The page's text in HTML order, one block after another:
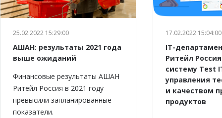
25.02.2022 15:29:00
АШАН: результаты 2021 года
выше ожиданий
Финансовые результаты АШАН
Ритейл Россия в 2021 году
превысили запланированные
показатели.
17.02.2022 15:04:00
IT-
Ритейл
систему Test
управления
и качеством
продуктов